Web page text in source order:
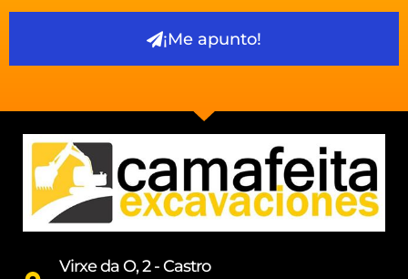
¡Me apunto!
Virxe da O, 2 - Castro